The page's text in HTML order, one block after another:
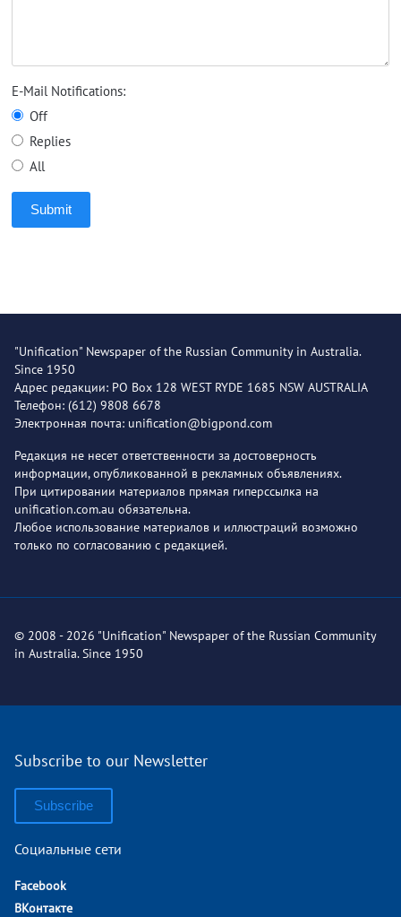
E-Mail Notifications:
Off
Replies
All
Submit
"Unification" Newspaper of the Russian Community in Australia.
Since 1950
Адрес редакции: PO Box 128 WEST RYDE 1685 NSW AUSTRALIA
Телефон: (612) 9808 6678
Электронная почта: unification@bigpond.com
Редакция не несет ответственности за достоверность
информации, опубликованной в рекламных объявлениях.
При цитировании материалов прямая гиперссылка на
unification.com.au обязательна.
Любое использование материалов и иллюстраций возможно
только по согласованию с редакцией.
© 2008 - 2026 "Unification" Newspaper of the Russian Community
in Australia. Since 1950
Subscribe to our Newsletter
Subscribe
Социальные сети
Facebook
ВКонтакте